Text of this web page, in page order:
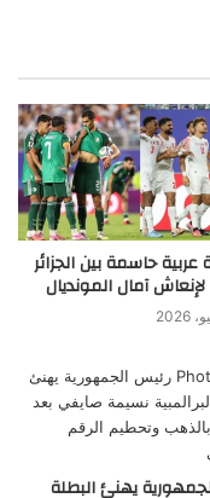
حاسمة بين الجزائر
لإنعاش آمال المونديال
يهنئ البطلة